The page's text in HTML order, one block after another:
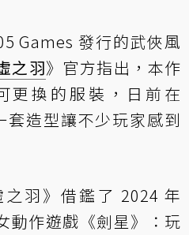
Games 發行的武俠風
之羽》官方指出，本作
更換的服裝，日前在
造型讓不少玩家感到
羽》借鑑了 2024 年
動作遊戲《劍星》：玩